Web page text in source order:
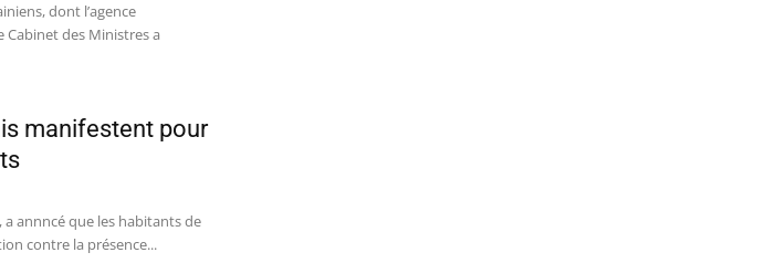
dont l’agence
Cabinet des Ministres a
manifestent pour
annncé que les habitants de
contre la présence...